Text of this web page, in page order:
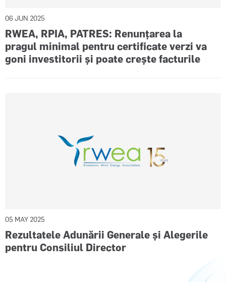
06 JUN 2025
RWEA, RPIA, PATRES: Renunțarea la
pragul minimal pentru certificate verzi va
goni investitorii și poate crește facturile
05 MAY 2025
Rezultatele Adunării Generale și Alegerile
pentru Consiliul Director